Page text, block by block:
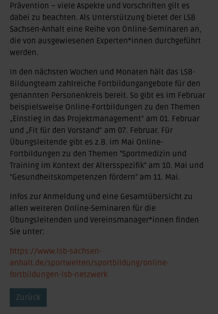
Prävention – viele Aspekte und Vorschriften gilt es
dabei zu beachten. Als Unterstützung bietet der LSB
Sachsen-Anhalt eine Reihe von Online-Seminaren an,
die von ausgewiesenen Experten*innen durchgeführt
werden.
In den nächsten Wochen und Monaten hält das LSB-
Bildungteam zahlreiche Fortbildungangebote für den
genannten Personenkreis bereit. So gibt es im Februar
beispielsweise Online-Fortbildungen zu den Themen
„Einstieg in das Projektmanagement“ am 01. Februar
und „Fit für den Vorstand“ am 07. Februar. Für
Übungsleitende gibt es z.B. im Mai Online-
Fortbildungen zu den Themen "Sportmedizin und
Training im Kontext der Altersspezifik" am 10. Mai und
"Gesundheitskompetenzen fördern" am 11. Mai.
Infos zur Anmeldung und eine Gesamtübersicht zu
allen weiteren Online-Seminaren für die
Übungsleitenden und Vereinsmanager*innen finden
Sie unter:
https://www.lsb-sachsen-
anhalt.de/sportwelten/sportbildung/online-
fortbildungen-lsb-netzwerk
Zurück